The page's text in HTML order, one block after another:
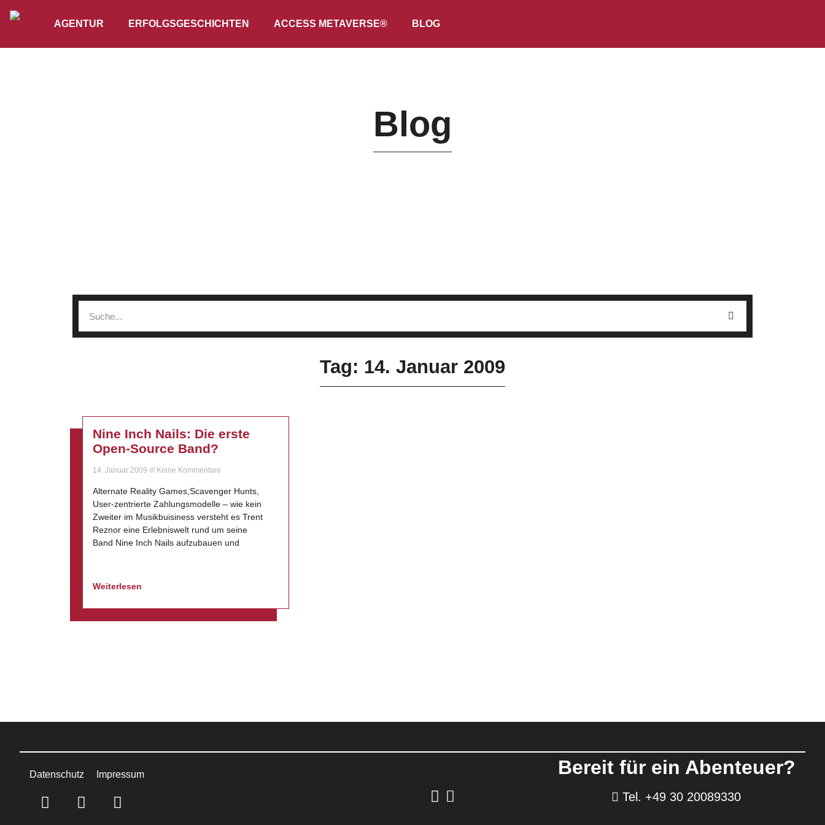
AGENTUR ERFOLGSGESCHICHTEN ACCESS METAVERSE® BLOG
Blog
Tag: 14. Januar 2009
Nine Inch Nails: Die erste
Open-Source Band?
14. Januar 2009 Keine Kommentare
Alternate Reality Games,Scavenger Hunts,
User-zentrierte Zahlungsmodelle – wie kein
Zweiter im Musikbuisiness versteht es Trent
Reznor eine Erlebniswelt rund um seine
Band Nine Inch Nails aufzubauen und
Weiterlesen
Datenschutz Impressum Bereit für ein Abenteuer?
Tel. +49 30 20089330